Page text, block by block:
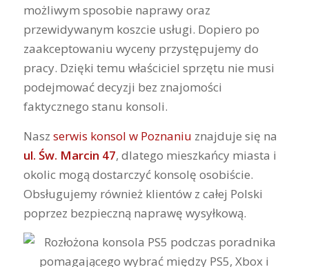
możliwym sposobie naprawy oraz
przewidywanym koszcie usługi. Dopiero po
zaakceptowaniu wyceny przystępujemy do
pracy. Dzięki temu właściciel sprzętu nie musi
podejmować decyzji bez znajomości
faktycznego stanu konsoli.
Nasz serwis konsol w Poznaniu znajduje się na
ul. Św. Marcin 47, dlatego mieszkańcy miasta i
okolic mogą dostarczyć konsolę osobiście.
Obsługujemy również klientów z całej Polski
poprzez bezpieczną naprawę wysyłkową.